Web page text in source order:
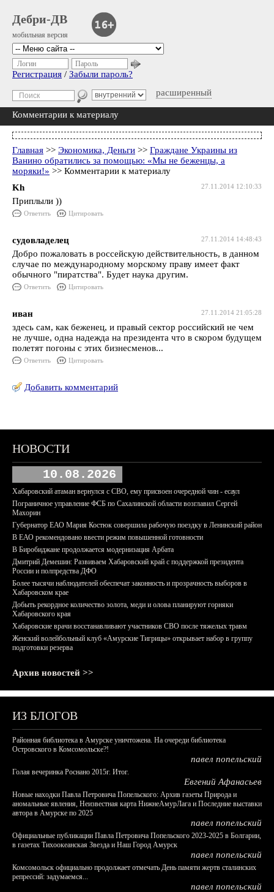
Дебри-ДВ
мобильная версия
расширенный
Логин Пароль
Регистрация / Забыли пароль?
Комментарии к материалу
Главная >> Экономика, Деньги >> Граждане Украины из
Ванино обратились за помощью: «Мы не беженцы, а
моряки!» >> Комментарии к материалу
27.11.2014 12:10:33
Kh
Приплыли ))
Ответить Цитировать
27.11.2014 14:48:43
судовладелец
Добро пожаловать в россейскую действительность, в данном
случае по международному морскому праву имеет факт
обычного "пиратства". Будет наука другим.
Ответить Цитировать
27.11.2014 21:05:28
иван
здесь сам, как беженец, и правый сектор российский не чем
не лучше, одна надежда на президента что в скором будущем
полетят погоны с этих бизнесменов...
Ответить Цитировать
Добавить комментарий
НОВОСТИ
10.08.2026
Хабаровский атаман вернулся с СВО, ему присвоен очередной чин - есаул
Пограничное управление ФСБ по Сахалинской области возглавил Сергей
Махорин
Губернатор ЕАО Мария Костюк совершила рабочую поездку в Ленинский район
В ЕАО рекомендовано ввести режим повышенной готовности
В Биробиджане продолжается модернизация Арбата
Дмитрий Демешин: Развиваем Хабаровский край с поддержкой президента
России и полпредства ДФО
Более тысячи наблюдателей обеспечат законность и прозрачность выборов в
Хабаровском крае
Добыть рекордное количество золота, меди и олова планируют горняки
Хабаровского края
Хабаровские врачи восстанавливают участников СВО после тяжелых травм
Женский волейбольный клуб «Амурские Тигрицы» открывает набор в группу
подготовки резерва
Архив новостей >>
ИЗ БЛОГОВ
Районная библиотека в Амурске уничтожена. На очереди библиотека
Островского в Комсомольске?!
павел попельский
Голая вечеринка Роснано 2015г. Итог.
Евгений Афанасьев
Новые находки Павла Петровича Попельского: Архив газеты Природа и
аномальные явления, Неизвестная карта НижнеАмурЛага и Последние выставки
автора в Амурске по 2025
павел попельский
Официальные публикации Павла Петровича Попельского 2023-2025 в Болгарии,
в газетах Тихоокеанская Звезда и Наш Город Амурск
павел попельский
Комсомольск официально продолжает отмечать День памяти жертв сталинских
репрессий: задумаемся...
павел попельский